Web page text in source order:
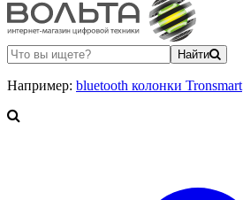
Найти
Например: bluetooth колонки Tronsmart